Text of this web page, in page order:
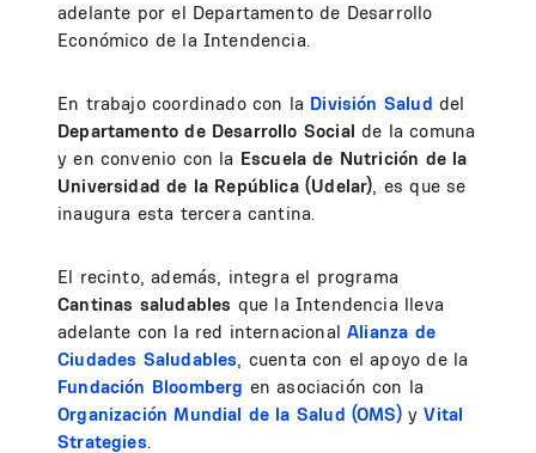
adelante por el Departamento de Desarrollo
Económico de la Intendencia.
En trabajo coordinado con la División Salud del
Departamento de Desarrollo Social de la comuna
y en convenio con la Escuela de Nutrición de la
Universidad de la República (Udelar), es que se
inaugura esta tercera cantina.
El recinto, además, integra el programa
Cantinas saludables que la Intendencia lleva
adelante con la red internacionalAlianza de
Ciudades Saludables, cuenta con el apoyo de la
Fundación Bloomberg en asociación con la
Organización Mundial de la Salud (OMS)yVital
Strategies.